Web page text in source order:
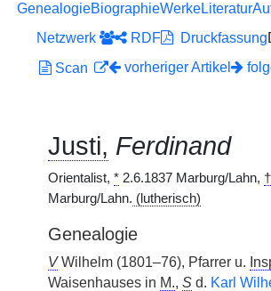
GenealogieBiographieWerkeLiteratur
Netzwerk
RDF Druckfassung
Scan
vorheriger Artikel
Justi, Ferdinand
Orientalist, * 2.6.1837 Marburg/Lahn, †
Marburg/Lahn. (lutherisch)
Genealogie
VWilhelm (1801–76), Pfarrer u.
Waisenhauses in M., S d. Karl